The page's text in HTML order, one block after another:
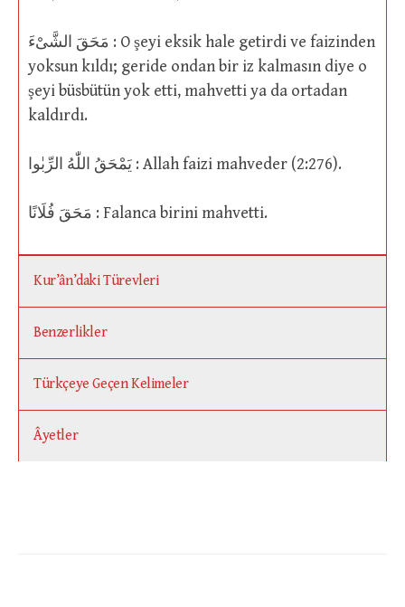
مَحَقَ الشَّىْءَ : O şeyi eksik hale getirdi ve faizinden
yoksun kıldı; geride ondan bir iz kalmasın diye o
şeyi büsbütün yok etti, mahvetti ya da ortadan
kaldırdı.
يَمْحَقُ اللّٰهُ الرِّبٰوا : Allah faizi mahveder (2:276).
مَحَقَ فُلَانًا : Falanca birini mahvetti.
Kur’ân’daki Türevleri
Benzerlikler
Türkçeye Geçen Kelimeler
Âyetler